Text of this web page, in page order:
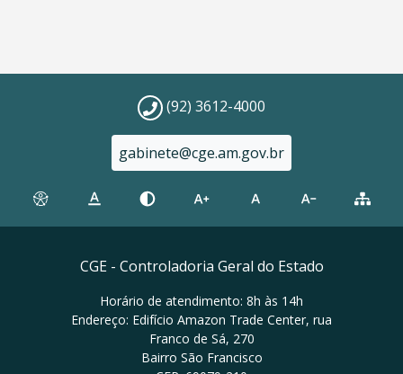
(92) 3612-4000
gabinete@cge.am.gov.br
CGE - Controladoria Geral do Estado
Horário de atendimento: 8h às 14h
Endereço: Edifício Amazon Trade Center, rua
Franco de Sá, 270
Bairro São Francisco